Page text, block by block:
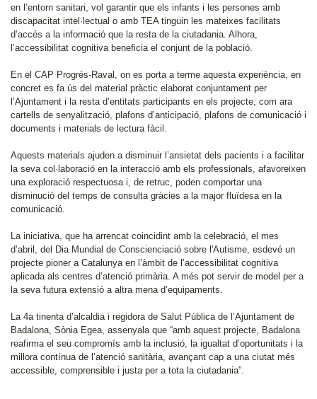
en l’entorn sanitari, vol garantir que els infants i les persones amb
discapacitat intel·lectual o amb TEA tinguin les mateixes facilitats
d’accés a la informació que la resta de la ciutadania. Alhora,
l’accessibilitat cognitiva beneficia el conjunt de la població.
En el CAP Progrés-Raval, on es porta a terme aquesta experiència, en
concret es fa ús del material pràctic elaborat conjuntament per
l’Ajuntament i la resta d’entitats participants en els projecte, com ara
cartells de senyalització, plafons d’anticipació, plafons de comunicació i
documents i materials de lectura fàcil.
Aquests materials ajuden a disminuir l’ansietat dels pacients i a facilitar
la seva col·laboració en la interacció amb els professionals, afavoreixen
una exploració respectuosa i, de retruc, poden comportar una
disminució del temps de consulta gràcies a la major fluïdesa en la
comunicació.
La iniciativa, que ha arrencat coincidint amb la celebració, el mes
d’abril, del Dia Mundial de Conscienciació sobre l'Autisme, esdevé un
projecte pioner a Catalunya en l’àmbit de l’accessibilitat cognitiva
aplicada als centres d’atenció primària. A més pot servir de model per a
la seva futura extensió a altra mena d’equipaments.
La 4a tinenta d’alcaldia i regidora de Salut Pública de l’Ajuntament de
Badalona, Sònia Egea, assenyala que “amb aquest projecte, Badalona
reafirma el seu compromís amb la inclusió, la igualtat d’oportunitats i la
millora contínua de l’atenció sanitària, avançant cap a una ciutat més
accessible, comprensible i justa per a tota la ciutadania”.